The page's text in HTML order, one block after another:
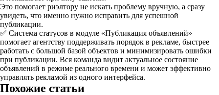
Это помогает риэлтору не искать проблему вручную, а сразу
увидеть, что именно нужно исправить для успешной
публикации.
✅ Система статусов в модуле «Публикация объявлений»
помогает агентству поддерживать порядок в рекламе, быстрее
работать с большой базой объектов и минимизировать ошибки
при публикации. Вся команда видит актуальное состояние
объявлений в режиме реального времени и может эффективно
управлять рекламой из одного интерфейса.
Похожие статьи